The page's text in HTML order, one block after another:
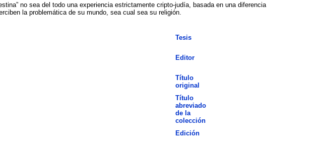
no sea del todo una experiencia estrictamente cripto-judía, basada en una diferencia
la problemática de su mundo, sea cual sea su religión.
Tesis
Editor
Título
original
Título
abreviado
de la
colección
Edición